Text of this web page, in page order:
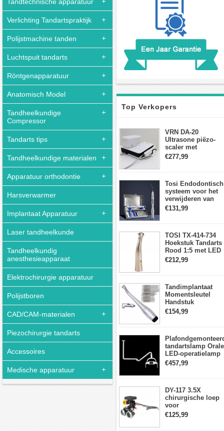
Verlichting Tandartspraktijk
Polijstmachine tanden
Luchtspuit tandarts
Röntgenapparatuur
Anatomisch Model
Tandheelkundige
Compressor
Tandarts tips
Tandheelkundige materialen
Apparatuur orthodontie
Harsverwarmer
Implantaat Apparatuur
Laser tandheelkunde
Tandheelkundig
anesthesieapparaat
Elektrochirurgie apparatuur
Polijstboren
CAD/CAM-materialen
Piezochirurgie tandarts
Accessoires
Medische apparatuur
Top Verkopers
VRN DA-20
Ultrasone piëzo-
scaler met
waterfles Fit EMS
draadloos
€277,99
Tosi Endodontisch
systeem voor het
verwijderen van
gebroken vijlen
€131,99
TOSI TX-414-734
Hoekstuk Tandarts
Rood 1:5 met LED
Licht Mini hoofd
€212,99
Tandimplantaat
Momentsleutel
Handstuk
Universele met 12
Schroevendraaiers
€154,99
tandartslamp Orale
LED-operatielamp
6 LED-lens met
€457,99
DY-117 3.5X
chirurgische loep
voor
tandheelkunde +
DY-010 draadloze
€125,99